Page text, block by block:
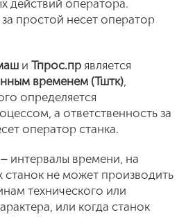
действий оператора.
простой несет оператор
и Тпрос.пр является
временем (Тштк)
определяется
а ответственность за
оператор станка.
интервалы времени, на
станок не может производить
технического или
или когда станок